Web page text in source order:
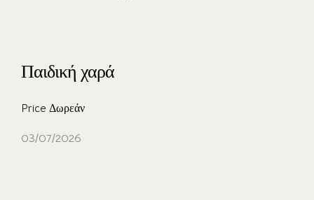
Παιδική χαρά
Price Δωρεάν
03/07/2026